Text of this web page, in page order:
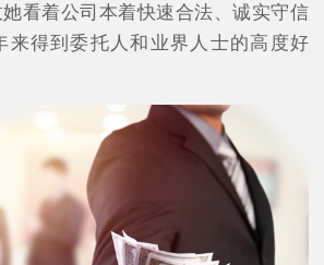
看着公司本着快速合法、诚实守信
来得到委托人和业界人士的高度好